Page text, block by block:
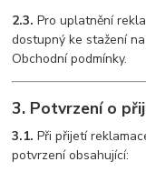
2.3. Pro uplatnění
dostupný ke stažení
Obchodní podmínky.
3. Potvrzení o
3.1. Při přijetí
potvrzení obsahující: